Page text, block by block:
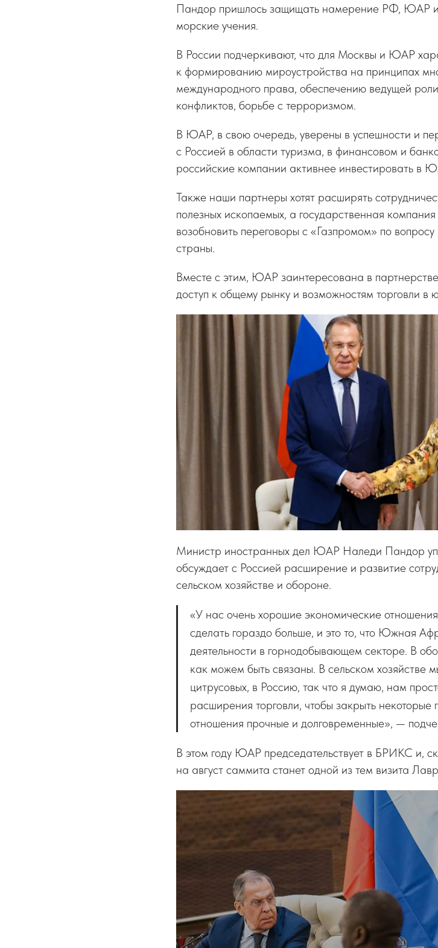
Пандор пришлось защищать намерение РФ, ЮАР и
морские учения.
В России подчеркивают, что для Москвы и ЮАР
к формированию мироустройства на принципах
международного права, обеспечению ведущей
конфликтов, борьбе с терроризмом.
В ЮАР, в свою очередь, уверены в успешности и
с Россией в области туризма, в финансовом и
российские компании активнее инвестировать в
Также наши партнеры хотят расширять
полезных ископаемых, а государственная
возобновить переговоры с «Газпромом» по
страны.
Вместе с этим, ЮАР заинтересована в
доступ к общему рынку и возможностям торговли в
Министр иностранных дел ЮАР Наледи Пандор
обсуждает с Россией расширение и развитие
сельском хозяйстве и обороне.
«У нас очень хорошие экономические
сделать гораздо больше, и это то, что Южная
деятельности в горнодобывающем секторе. В
как можем быть связаны. В сельском хозяйстве
цитрусовых, в Россию, так что я думаю, нам
расширения торговли, чтобы закрыть
отношения прочные и долговременные», —
В этом году ЮАР председательствует в БРИКС и,
на август саммита станет одной из тем визита